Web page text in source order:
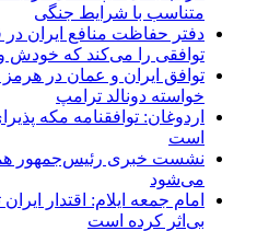
متناسب با شرایط جنگی
دفتر حفاظت منافع ایران
توافقی را می‌کند که خودش
توافق ایران و عمان در
خواسته دونالد ترامپ
اردوغان: توافقنامه مکه
است
نشست خبری رئیس‌جمهور
می‌شود
امام جمعه ایلام: اقتدار
بی‌اثر کرده است